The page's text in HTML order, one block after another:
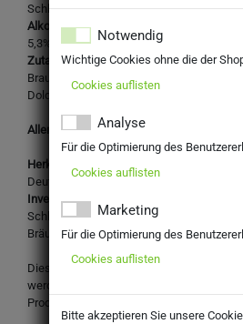
Schlossbräu Original, Lager Hell
Alkoholgehalt:
5,3%
Zutaten:
Brauwasser, GERSTENMALZ,
Doldenhopfen
Allergene: Gerstenmalz, Gerstenmalz
Herkunftsland:
Deutschland
Inverkehrbringer:
Schlossbrauerei Autenried GmbH
Bräuhausstr. 2, D-89335 Ichenhausen-
Dieses Produkt darf nicht an Personen
werden. Mit Ihrer Bestellung bestätigen
Produkt gesetzlich vorgeschriebene
Notwendig
Wichtige Cookies ohne die der
Cookies auflisten
Analyse
Für die Optimierung des
Cookies auflisten
Marketing
Für die Optimierung des
Cookies auflisten
Bitte akzeptieren Sie unsere